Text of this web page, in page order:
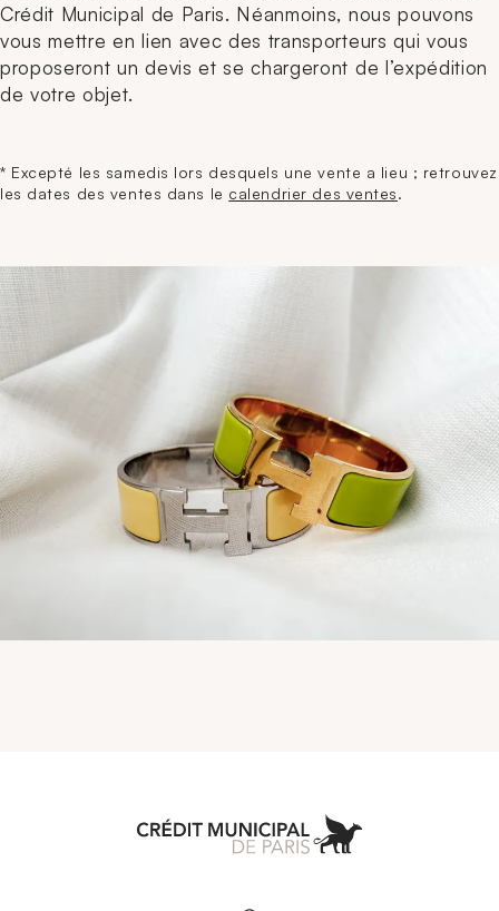
Crédit Municipal de Paris. Néanmoins, nous pouvons
vous mettre en lien avec des transporteurs qui vous
proposeront un devis et se chargeront de l’expédition
de votre objet.
* Excepté les samedis lors desquels une vente a lieu ; retrouvez
les dates des ventes dans le calendrier des ventes.